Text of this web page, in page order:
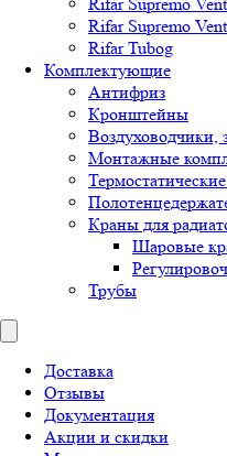
Rifar Supremo
Rifar Tubog
Комплектующие
Антифриз
Кронштейны
Воздуховодчики,
Монтажные
Краны для
Шаровые
Трубы
Доставка
Отзывы
Документация
Акции и скидки